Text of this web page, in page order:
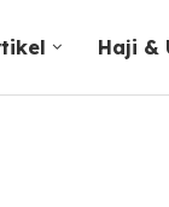
Haji &